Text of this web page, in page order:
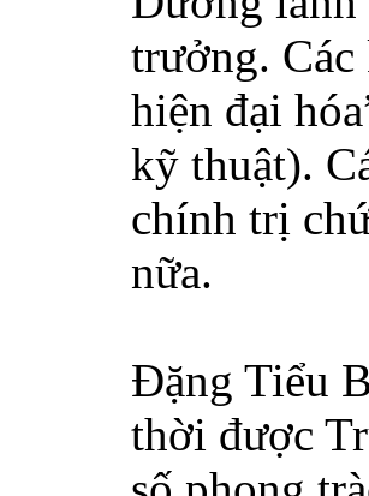
trưởng. Các
hiện đại
kỹ thuật).
chính trị
nữa.
Đặng Tiểu
thời được